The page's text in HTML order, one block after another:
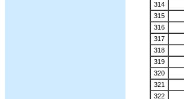
314
315
316
317
318
319
320
321
322